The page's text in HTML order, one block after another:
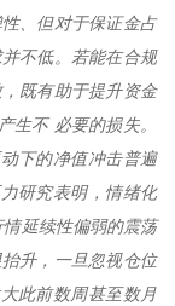
、但对于保证金占
不低。若能在合规
既有助于提升资金
生不 必要的损失。
下的净值冲击普遍
研究表明，情绪化
延续性偏弱的震荡
升，一旦忽视仓位
此前数周甚至数月